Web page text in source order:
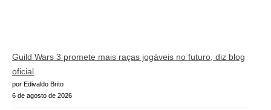
Guild Wars 3 promete mais raças jogáveis no futuro, diz blog
oficial
por Edivaldo Brito
6 de agosto de 2026